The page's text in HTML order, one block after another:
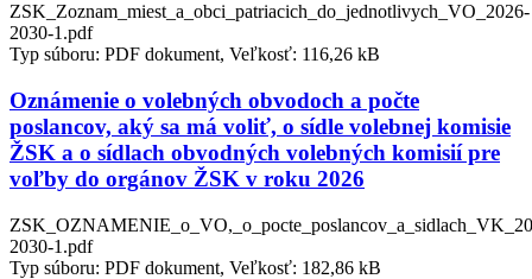
ZSK_Zoznam_miest_a_obci_patriacich_do_jednotlivych_VO_2026-
2030-1.pdf
Typ súboru: PDF dokument, Veľkosť: 116,26 kB
Oznámenie o volebných obvodoch a počte
poslancov, aký sa má voliť, o sídle volebnej komisie
ŽSK a o sídlach obvodných volebných komisií pre
voľby do orgánov ŽSK v roku 2026
2030-1.pdf
Typ súboru: PDF dokument, Veľkosť: 182,86 kB